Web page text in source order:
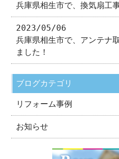
兵庫県相生市で、換気扇工
2023/05/06
兵庫県相生市で、アンテナ
ました！
ブログカテゴリ
リフォーム事例
お知らせ